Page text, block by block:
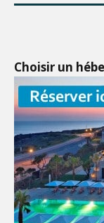
Choisir un